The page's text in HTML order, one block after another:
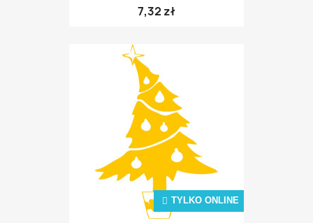
TYLKO ONLINE
7,32 zł
TYLKO ONLINE
TYLKO ONLINE